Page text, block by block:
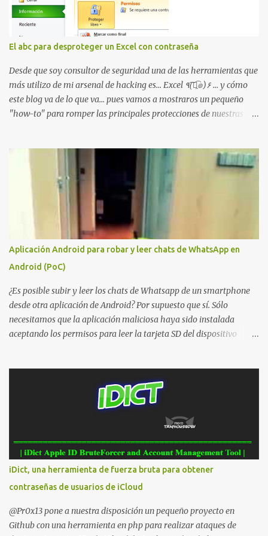
autenticado eleve privilegios a través de la red debido a un
problema de autorización. La vulnerabilidad ha recibido una
puntuación CVSS 8.8 y ya dispone de un Proof of Concept público.
Lo interesante de Certighost no es únicamente la vulnerabilidad,
sino el objetivo final. Mientras muchos ataques contra AD CS
buscan obtener un certificado válido para ...
El abc para desproteger un Excel con contraseña
Desde que soy consultor de seguridad una de las herramientas que
más utilizo de mi arsenal de hacking es... Excel ٩(͡๏̯͡๏)۶ ... y cómo
este blog va de lo que va... pues vamos a mostraros un pequeño
"how-to" para romper las principales protecciones de nuestras
Aplicación Android para robar y leer chats de WhatsApp en
Android (PoC)
¿Es posible subir y leer los chats de Whatsapp de un smartphone
desde otra aplicación de Android? Por supuesto que sí. Sólo
necesitamos que la aplicación maliciosa haya sido instalada
aceptando los permisos para leer la tarjeta SD del dispositivo
montar nuestro propio Whatsapp Stealer y ahora Bas Bosschert
ha publicado una PoC con unas pocas modificaciones. Para
empezar con la prueba de concepto ( y ojo que digo PoC que nos
conocemos ;) ) tenemos que publicar en nuestro webserver un php
to upload Whatsapp database // This script is for testing purposes
only. $uploaddir = "/tmp/whatsapp/"; if ($_FILES["file"]["error"]
> 0) { echo "Error: " . $_FILES["file"]["error"] . "<br>"; } else {
echo "Upload: " ....
iDict, una herramienta de fuerza bruta para obtener
contraseñas de usuarios de iCloud
@Pr0x13 pone a nuestra disposición un pequeño proyecto en
Github con una herramienta en php para realizar ataques de